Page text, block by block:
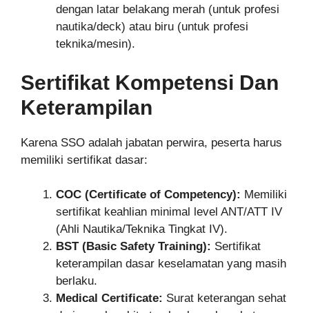
dengan latar belakang merah (untuk profesi
nautika/deck) atau biru (untuk profesi
teknika/mesin).
Sertifikat Kompetensi Dan
Keterampilan
Karena SSO adalah jabatan perwira, peserta harus
memiliki sertifikat dasar:
COC (Certificate of Competency): Memiliki
sertifikat keahlian minimal level ANT/ATT IV
(Ahli Nautika/Teknika Tingkat IV).
BST (Basic Safety Training): Sertifikat
keterampilan dasar keselamatan yang masih
berlaku.
Medical Certificate: Surat keterangan sehat